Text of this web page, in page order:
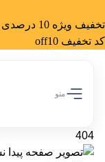
تخفیف ویژه 10 درصدی سالروز تولد دلوری رو از دست نده!
کد تخفیف off10
منو
404